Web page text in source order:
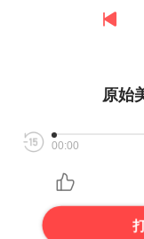
原始
00:00